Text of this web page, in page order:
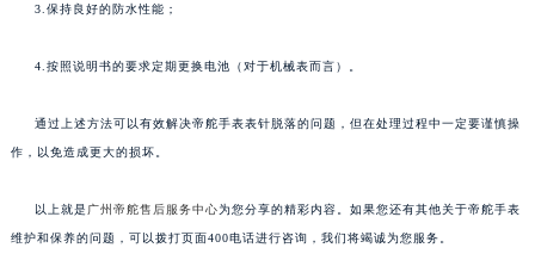
3.保持良好的防水性能；
4.按照说明书的要求定期更换电池（对于机械表而言）。
通过上述方法可以有效解决帝舵手表表针脱落的问题，但在处理过程中一定要谨慎操
作，以免造成更大的损坏。
以上就是 广州帝舵售后服务中心为您分享的精彩内容。如果您还有其他关于帝舵手表
维护和保养的问题，可以拨打页面400电话进行咨询，我们将竭诚为您服务。